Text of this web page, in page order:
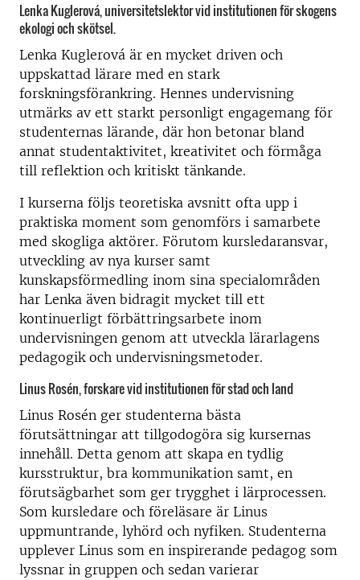
Lenka Kuglerová, universitetslektor vid institutionen för skogens
ekologi och skötsel.
Lenka Kuglerová är en mycket driven och
uppskattad lärare med en stark
forskningsförankring. Hennes undervisning
utmärks av ett starkt personligt engagemang för
studenternas lärande, där hon betonar bland
annat studentaktivitet, kreativitet och förmåga
till reflektion och kritiskt tänkande.
I kurserna följs teoretiska avsnitt ofta upp i
praktiska moment som genomförs i samarbete
med skogliga aktörer. Förutom kursledaransvar,
utveckling av nya kurser samt
kunskapsförmedling inom sina specialområden
har Lenka även bidragit mycket till ett
kontinuerligt förbättringsarbete inom
undervisningen genom att utveckla lärarlagens
pedagogik och undervisningsmetoder.
Linus Rosén, forskare vid institutionen för stad och land
Linus Rosén ger studenterna bästa
förutsättningar att tillgodogöra sig kursernas
innehåll. Detta genom att skapa en tydlig
kursstruktur, bra kommunikation samt, en
förutsägbarhet som ger trygghet i lärprocessen.
Som kursledare och föreläsare är Linus
uppmuntrande, lyhörd och nyfiken. Studenterna
upplever Linus som en inspirerande pedagog som
lyssnar in gruppen och sedan varierar